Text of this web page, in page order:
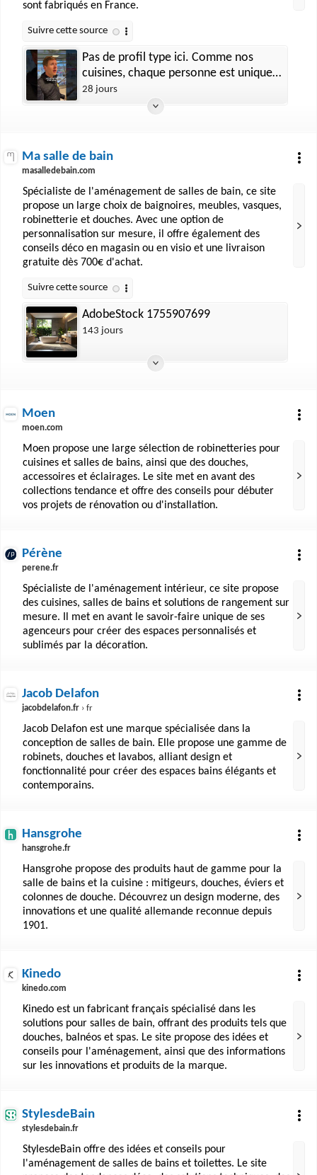
sont fabriqués en France.
Pas de profil type ici. Comme nos
cuisines, chaque personne est unique,
on construit avec vous.
28 jours
Ma salle de bain
masalledebain.com
Spécialiste de l'aménagement de salles de bain, ce site
propose un large choix de baignoires, meubles, vasques,
robinetterie et douches. Avec une option de
personnalisation sur mesure, il offre également des
conseils déco en magasin ou en visio et une livraison
gratuite dès 700€ d'achat.
AdobeStock 1755907699
143 jours
Moen
moen.com
Moen propose une large sélection de robinetteries pour
cuisines et salles de bains, ainsi que des douches,
accessoires et éclairages. Le site met en avant des
collections tendance et offre des conseils pour débuter
vos projets de rénovation ou d'installation.
Pérène
perene.fr
Spécialiste de l'aménagement intérieur, ce site propose
des cuisines, salles de bains et solutions de rangement sur
mesure. Il met en avant le savoir-faire unique de ses
agenceurs pour créer des espaces personnalisés et
sublimés par la décoration.
Jacob Delafon
jacobdelafon.fr › fr
Jacob Delafon est une marque spécialisée dans la
conception de salles de bain. Elle propose une gamme de
robinets, douches et lavabos, alliant design et
fonctionnalité pour créer des espaces bains élégants et
contemporains.
Hansgrohe
hansgrohe.fr
Hansgrohe propose des produits haut de gamme pour la
salle de bains et la cuisine : mitigeurs, douches, éviers et
colonnes de douche. Découvrez un design moderne, des
innovations et une qualité allemande reconnue depuis
1901.
Kinedo
kinedo.com
Kinedo est un fabricant français spécialisé dans les
solutions pour salles de bain, offrant des produits tels que
douches, balnéos et spas. Le site propose des idées et
conseils pour l'aménagement, ainsi que des informations
sur les innovations et produits de la marque.
StylesdeBain
stylesdebain.fr
StylesdeBain offre des idées et conseils pour
l'aménagement de salles de bains et toilettes. Le site